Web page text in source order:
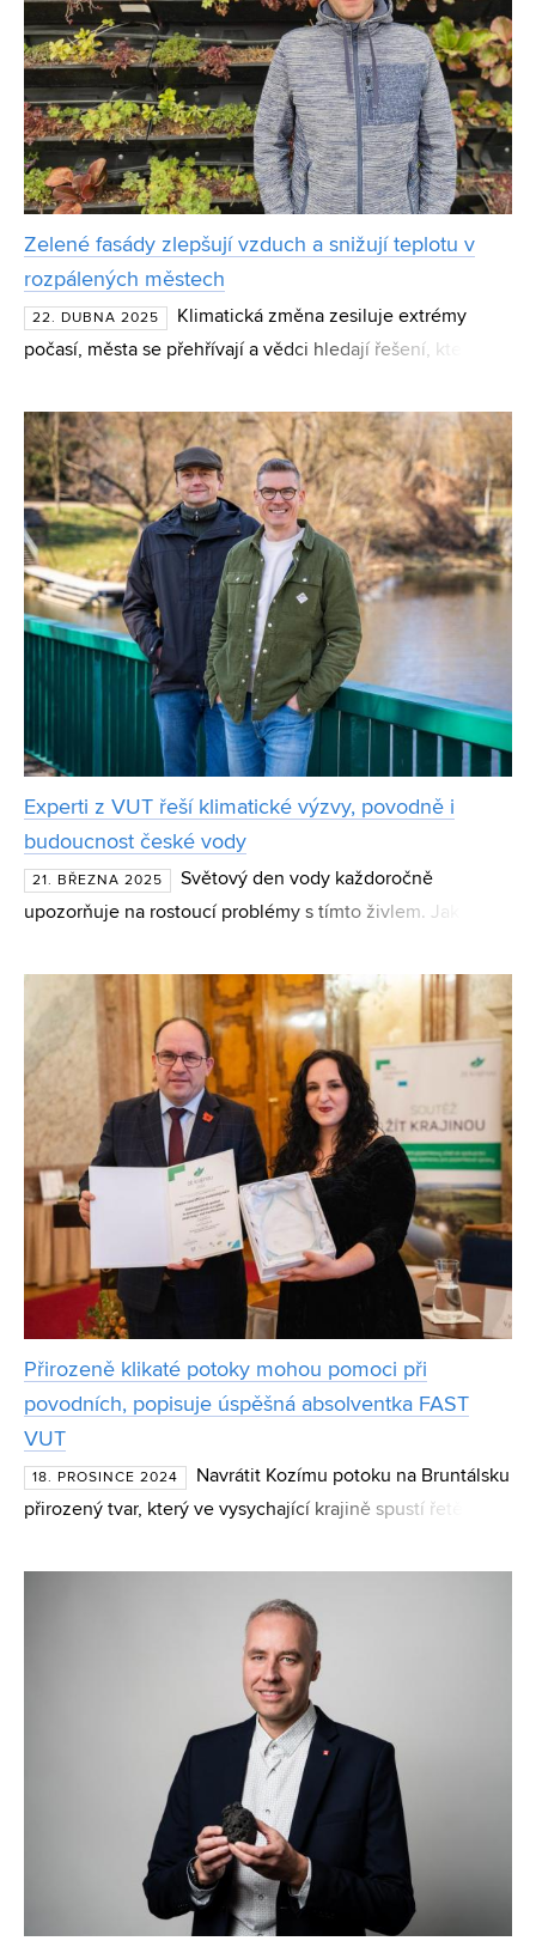
Zelené fasády zlepšují vzduch a snižují teplotu v
rozpálených městech
22. DUBNA 2025
Klimatická změna zesiluje extrémy
počasí, města se přehřívají a vědci hledají řešení, které
Vystrčila z Ústavu pozemního stavitelství Fakulty staveb
Experti z VUT řeší klimatické výzvy, povodně i
budoucnost české vody
21. BŘEZNA 2025
Světový den vody každoročně
upozorňuje na rostoucí problémy s tímto živlem. Jak
samozřejmostí? Odborníci z Fakulty stavební VUT Daniel
Přirozeně klikaté potoky mohou pomoci při
povodních, popisuje úspěšná absolventka FAST
VUT
18. PROSINCE 2024
Navrátit Kozímu potoku na Bruntálsku
přirozený tvar, který ve vysychající krajině spustí řetězec
protipovodňové opatření. Detailní modelový návrh revi